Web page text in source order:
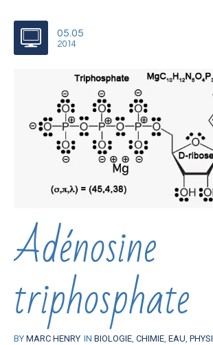
05.05
2014
Adénosine
triphosphate
BY MARC HENRY IN BIOLOGIE, CHIMIE, EAU,